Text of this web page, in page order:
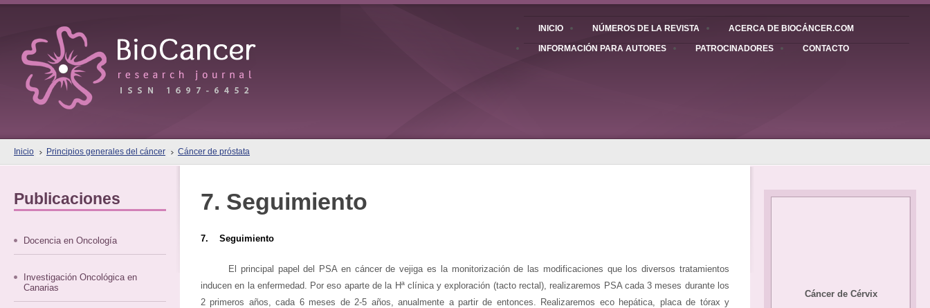
INICIO NÚMEROS DE LA REVISTA ACERCA DE BIOCÁNCER.COM
INFORMACIÓN PARA AUTORES PATROCINADORES CONTACTO
Inicio Principios generales del cáncer Cáncer de próstata
Publicaciones
Docencia en Oncología
Investigación Oncológica en
Canarias
Cáncer de Cérvix
7. Seguimiento
7. Seguimiento
El principal papel del PSA en cáncer de vejiga es la monitorización de las modificaciones que los diversos tratamientos
inducen en la enfermedad. Por eso aparte de la Hª clínica y exploración (tacto rectal), realizaremos PSA cada 3 meses durante los
2 primeros años, cada 6 meses de 2-5 años, anualmente a partir de entonces. Realizaremos eco hepática, placa de tórax y